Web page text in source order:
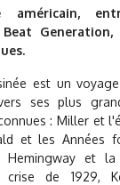
américain,
est un
ses plus
: Miller et
et les Années
Hemingway et la
crise de 1929,